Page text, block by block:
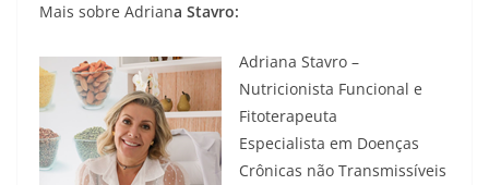
Mais sobre Adriana Stavro:
Adriana Stavro –
Nutricionista Funcional e
Fitoterapeuta
Especialista em Doenças
Crônicas não Transmissíveis